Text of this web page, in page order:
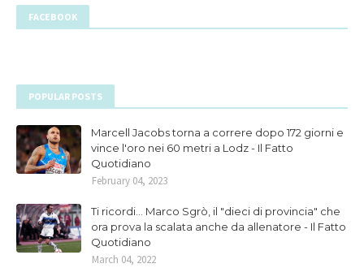
FACEBOOK
POPULAR POSTS
Marcell Jacobs torna a correre dopo 172 giorni e
vince l'oro nei 60 metri a Lodz - Il Fatto
Quotidiano
February 04, 2023
Ti ricordi... Marco Sgrò, il "dieci di provincia" che
ora prova la scalata anche da allenatore - Il Fatto
Quotidiano
March 04, 2022